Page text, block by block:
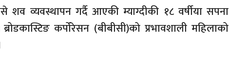
शव व्यवस्थापन गर्दै आएकी म्याग्दीकी १८ वर्षीया सपना
कर्पोरेसन (बीबीसी)को प्रभावशाली महिलाको